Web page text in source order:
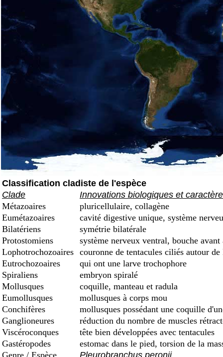
Classification cladiste de l'espèce
Clade
Innovations biologiques et
Métazoaires
pluricellulaire, collagène
Eumétazoaires
cavité digestive unique, système
Bilatériens
symétrie bilatérale
Protostomiens
système nerveux ventral, bouche avant
Lophotrochozoaires couronne de tentacules ciliés autour de
Eutrochozoaires
qui ont une larve trochophore
Spiraliens
embryon spiralé
Mollusques
coquille, manteau et radula
Eumollusques
mollusques à corps mou
Conchifères
mollusques possédant une coquille
Ganglioneures
réduction du nombre de muscles
Viscéroconques
tête bien développées avec tentacules
Gastéropodes
estomac dans le pied, torsion de la
Genre / Espèce
Pleurobranchus peronii